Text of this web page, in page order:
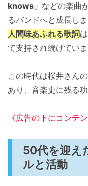
knows」 などの楽曲
るバンドへと成長し
人間味あふれる歌詞
て支持され続けていま
この時代は桜井さん
あり、音楽史に残る
《広告の下にコンテ
50代を迎え
ルと活動